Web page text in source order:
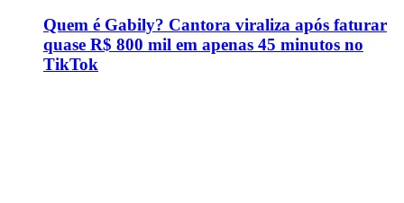
Quem é Gabily? Cantora viraliza após faturar
quase R$ 800 mil em apenas 45 minutos no
TikTok